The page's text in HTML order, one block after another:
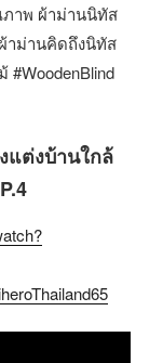
าพ ผ้าม่านนิทัส
าม่านคิดถึงนิทัส
แต่งบ้านใกล้